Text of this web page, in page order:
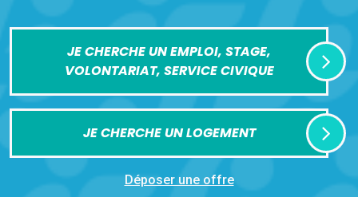
JE CHERCHE UN EMPLOI, STAGE,
VOLONTARIAT, SERVICE CIVIQUE
JE CHERCHE UN LOGEMENT
Déposer une offre